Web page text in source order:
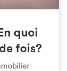
quoi
fois?